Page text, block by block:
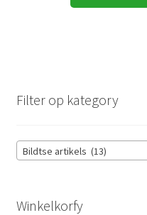
Filter op kategory
Bildtse artikels (13)
Winkelkorfy